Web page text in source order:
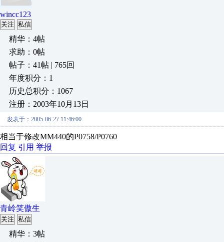
wincc123
关注 私信
精华：4帖
求助：0帖
帖子：41帖 | 765回
年度积分：1
历史总积分：1067
注册：2003年10月13日
发表于：2005-06-27 11:46:00
相当于修改MM440的P0758/P0760
回复 引用 举报
青岭笑傲生
关注 私信
精华：3帖